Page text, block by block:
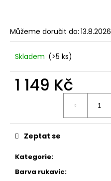
Můžeme doručit do: 13.8.2026
Skladem (>5 ks)
1 149 Kč
Kategorie:
Barva rukavic:
Zeptat se